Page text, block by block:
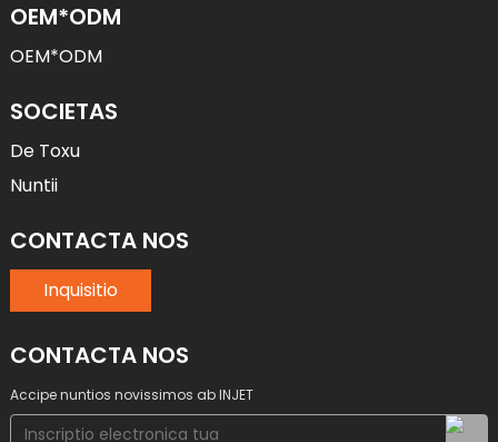
OEM*ODM
OEM*ODM
SOCIETAS
De Toxu
Nuntii
CONTACTA NOS
Inquisitio
CONTACTA NOS
Accipe nuntios novissimos ab INJET